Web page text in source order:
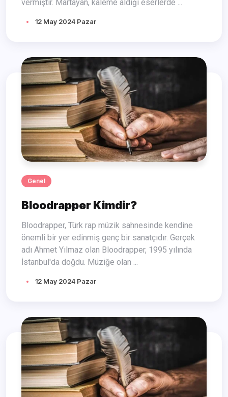
vermiştir. Martayan, kaleme aldığı eserlerde ...
12 May 2024 Pazar
Genel
Bloodrapper Kimdir?
Bloodrapper, Türk rap müzik sahnesinde kendine
önemli bir yer edinmiş genç bir sanatçıdır. Gerçek
adı Ahmet Yılmaz olan Bloodrapper, 1995 yılında
İstanbul'da doğdu. Müziğe olan ...
12 May 2024 Pazar